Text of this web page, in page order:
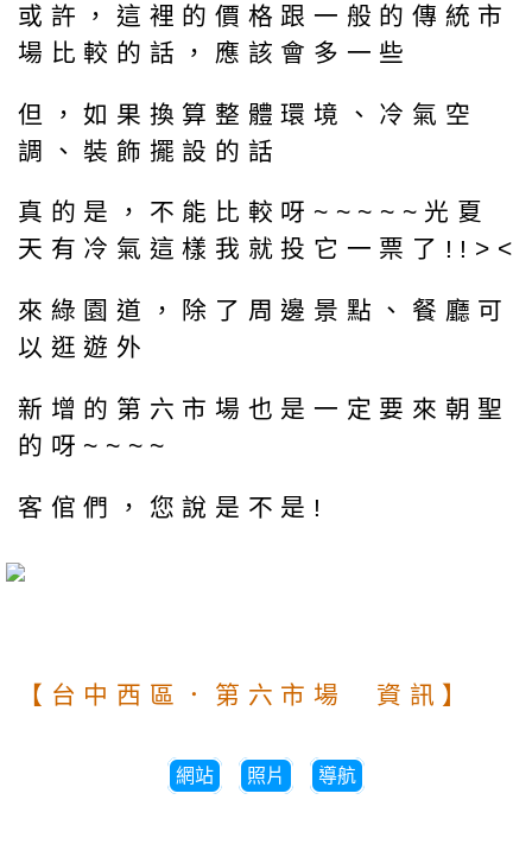
或許，這裡的價格跟一般的傳統市
場比較的話，應該會多一些
但，如果換算整體環境、冷氣空
調、裝飾擺設的話
真的是，不能比較呀~~~~~光夏
天有冷氣這樣我就投它一票了!!><
來綠園道，除了周邊景點、餐廳可
以逛遊外
新增的第六市場也是一定要來朝聖
的呀~~~~
客倌們，您說是不是!
【台中西區．第六市場 資訊】
網站 照片 導航